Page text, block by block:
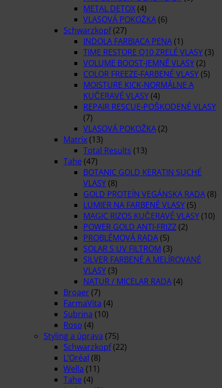
METAL DETOX (4)
VLASOVÁ POKOŽKA (6)
Schwarzkopf (27)
INDOLA FARBIACA PENA (1)
TIME RESTORE Q10 ZRELÉ VLASY (3)
VOLUME BOOST-JEMNÉ VLASY (2)
COLOR FREEZE-FARBENÉ VLASY (5)
MOISTURE KICK-NORMÁLNE A
KUČERAVÉ VLASY (4)
REPAIR RESCUE-POŠKODENÉ VLASY
(7)
VLASOVÁ POKOŽKA (2)
Matrix (13)
Total Results (13)
Tahe (47)
BOTANIC GOLD KERATIN SUCHÉ
VLASY (8)
GOLD PROTEÍN VEGÁNSKA RADA (8)
LUMIER NA FARBENÉ VLASY (5)
MAGIC RIZOS KUČERAVÉ VLASY (10)
POWER GOLD ANTI-FRIZZ (2)
PROBLÉMOVÁ RADA (5)
SOLAR S UV FILTROM (3)
SILVER FARBENÉ A MELÍROVANÉ
VLASY (3)
NATUR / MICELAR RADA (4)
Broaer (7)
FarmaVita (4)
Subrina (10)
Roso (4)
Styling a úprava (75)
Schwarzkopf (22)
L’Oréal (8)
Wella (11)
Tahe (4)